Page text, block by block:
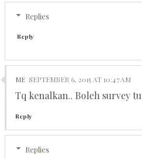
Replies
Reply
ME SEPTEMBER 6, 2015 AT 10:47 AM
Tq kenalkan.. Boleh survey tu
Reply
Replies